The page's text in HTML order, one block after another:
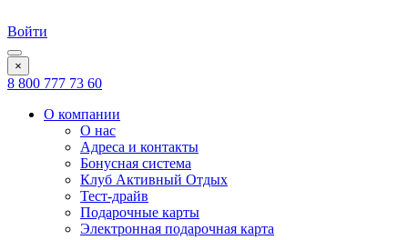
Войти
×
8 800 777 73 60
О компании
О нас
Адреса и контакты
Бонусная система
Клуб Активный Отдых
Тест-драйв
Подарочные карты
Электронная подарочная карта